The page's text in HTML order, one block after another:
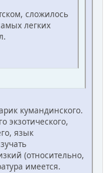
сложилось
легких
кумандинского.
экзотического,
язык
(относительно,
имеется.